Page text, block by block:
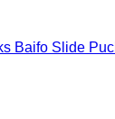
Baifo Slide